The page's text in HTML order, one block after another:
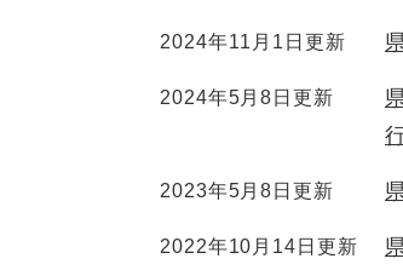
2024年11月1日更新
2024年5月8日更新
2023年5月8日更新
2022年10月14日更新